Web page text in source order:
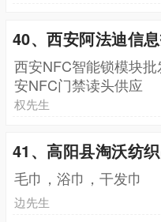
40、西安阿法迪信
西安NFC智能锁模块
安NFC门禁读头供应
权先生
41、高阳县淘沃纺
毛巾，浴巾，干发巾
边先生